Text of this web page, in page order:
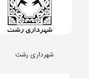
شهرداری رشت